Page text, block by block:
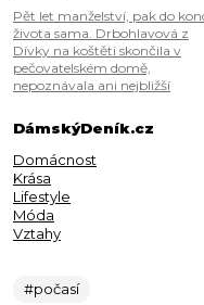
Pět let manželství, pak do
života sama. Drbohlavová z
Dívky na koštěti skončila v
pečovatelském domě,
nepoznávala ani nejbližší
DámskýDeník.cz
Domácnost
Krása
Lifestyle
Móda
Vztahy
#počasí